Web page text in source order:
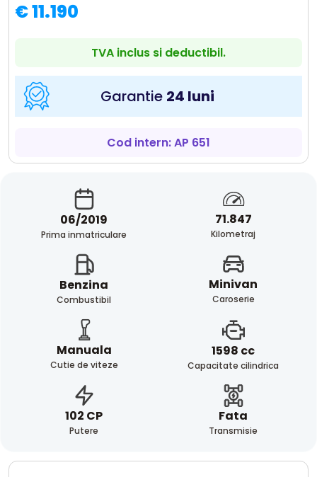
€ 11.190
TVA inclus si deductibil.
Garantie 24 luni
Cod intern: AP 651
06/2019
Prima inmatriculare
71.847
Kilometraj
Benzina
Combustibil
Minivan
Caroserie
Manuala
Cutie de viteze
1598 cc
Capacitate cilindrica
102 CP
Putere
Fata
Transmisie